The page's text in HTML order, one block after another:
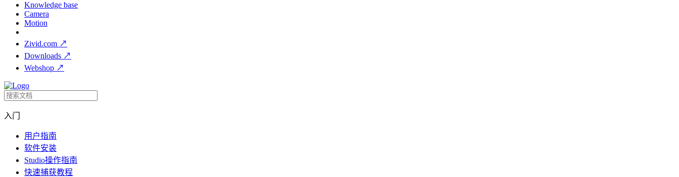
Knowledge base
Camera
Motion
Zivid.com ↗
Downloads ↗
Webshop ↗
入门
用户指南
软件安装
Studio操作指南
快速捕获教程